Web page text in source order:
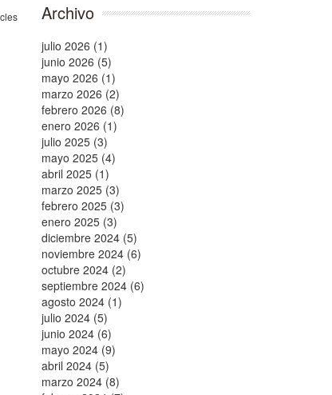
Archivo
julio 2026 (1)
junio 2026 (5)
mayo 2026 (1)
marzo 2026 (2)
febrero 2026 (8)
enero 2026 (1)
julio 2025 (3)
mayo 2025 (4)
abril 2025 (1)
marzo 2025 (3)
febrero 2025 (3)
enero 2025 (3)
diciembre 2024 (5)
noviembre 2024 (6)
octubre 2024 (2)
septiembre 2024 (6)
agosto 2024 (1)
julio 2024 (5)
junio 2024 (6)
mayo 2024 (9)
abril 2024 (5)
marzo 2024 (8)